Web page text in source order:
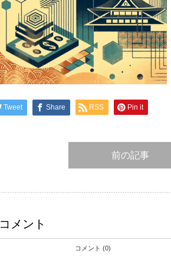
Tweet Share RSS Pin it
前の記事
コメント
コメント (0)